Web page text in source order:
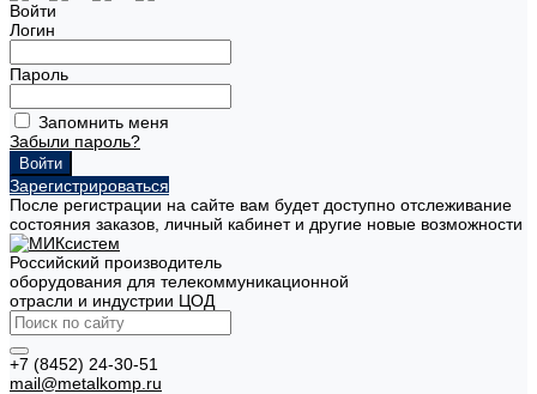
Войти
Логин
Пароль
Запомнить меня
Забыли пароль?
Зарегистрироваться
После регистрации на сайте вам будет доступно отслеживание
состояния заказов, личный кабинет и другие новые возможности
Российский производитель
оборудования для телекоммуникационной
отрасли и индустрии ЦОД
+7 (8452) 24-30-51
mail@metalkomp.ru